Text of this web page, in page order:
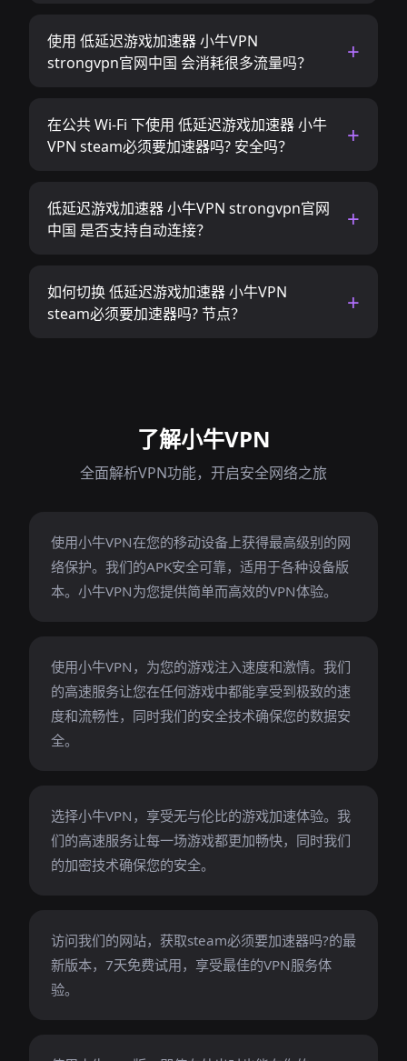
使用 低延迟游戏加速器 小牛VPN
strongvpn官网中国 会消耗很多流量吗？
在公共 Wi-Fi 下使用 低延迟游戏加速器 小牛
VPN steam必须要加速器吗? 安全吗？
低延迟游戏加速器 小牛VPN strongvpn官网
中国 是否支持自动连接？
如何切换 低延迟游戏加速器 小牛VPN
steam必须要加速器吗? 节点？
了解小牛VPN
全面解析VPN功能，开启安全网络之旅
使用小牛VPN在您的移动设备上获得最高级别的网
络保护。我们的APK安全可靠，适用于各种设备版
本。小牛VPN为您提供简单而高效的VPN体验。
使用小牛VPN，为您的游戏注入速度和激情。我们
的高速服务让您在任何游戏中都能享受到极致的速
度和流畅性，同时我们的安全技术确保您的数据安
全。
选择小牛VPN，享受无与伦比的游戏加速体验。我
们的高速服务让每一场游戏都更加畅快，同时我们
的加密技术确保您的安全。
访问我们的网站，获取steam必须要加速器吗?的最
新版本，7天免费试用，享受最佳的VPN服务体
验。